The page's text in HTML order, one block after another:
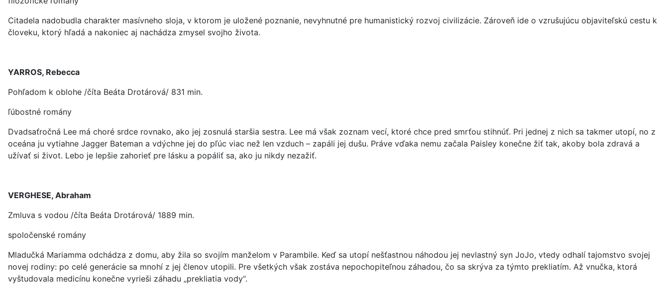
Citadela nadobudla charakter masívneho sloja, v ktorom je uložené poznanie, nevyhnutné pre humanistický rozvoj civilizácie. Zároveň ide o vzrušujúcu objaviteľskú cestu k
človeku, ktorý hľadá a nakoniec aj nachádza zmysel svojho života.
YARROS, Rebecca
Pohľadom k oblohe /číta Beáta Drotárová/ 831 min.
ľúbostné romány
Dvadsaťročná Lee má choré srdce rovnako, ako jej zosnulá staršia sestra. Lee má však zoznam vecí, ktoré chce pred smrťou stihnúť. Pri jednej z nich sa takmer utopí, no z
oceána ju vytiahne Jagger Bateman a vdýchne jej do pľúc viac než len vzduch – zapáli jej dušu. Práve vďaka nemu začala Paisley konečne žiť tak, akoby bola zdravá a
užívať si život. Lebo je lepšie zahorieť pre lásku a popáliť sa, ako ju nikdy nezažiť.
VERGHESE, Abraham
Zmluva s vodou /číta Beáta Drotárová/ 1889 min.
spoločenské romány
Mladučká Mariamma odchádza z domu, aby žila so svojím manželom v Parambile. Keď sa utopí nešťastnou náhodou jej nevlastný syn JoJo, vtedy odhalí tajomstvo svojej
novej rodiny: po celé generácie sa mnohí z jej členov utopili. Pre všetkých však zostáva nepochopiteľnou záhadou, čo sa skrýva za týmto prekliatím. Až vnučka, ktorá
vyštudovala medicínu konečne vyrieši záhadu „prekliatia vody“.